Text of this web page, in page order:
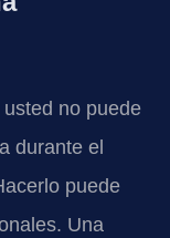
no puede
durante el
puede
Una